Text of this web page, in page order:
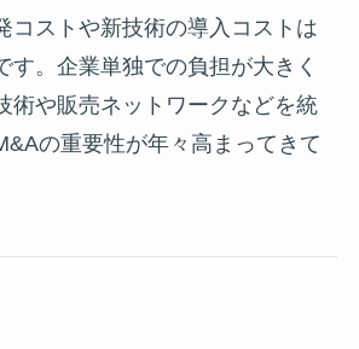
コストや新技術の導入コストは
す。企業単独での負担が大きく
術や販売ネットワークなどを統
の重要性が年々高まってきて